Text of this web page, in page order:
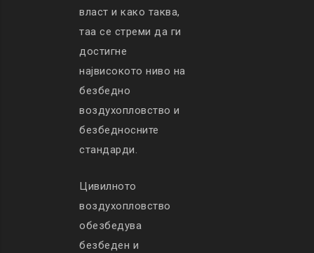
власт и како таква,
таа се стреми да ги
достигне
највисокото ниво на
безбедно
воздухопловство и
безбедносните
стандарди.
Цивилното
воздухопловство
обезбедува
безбеден и